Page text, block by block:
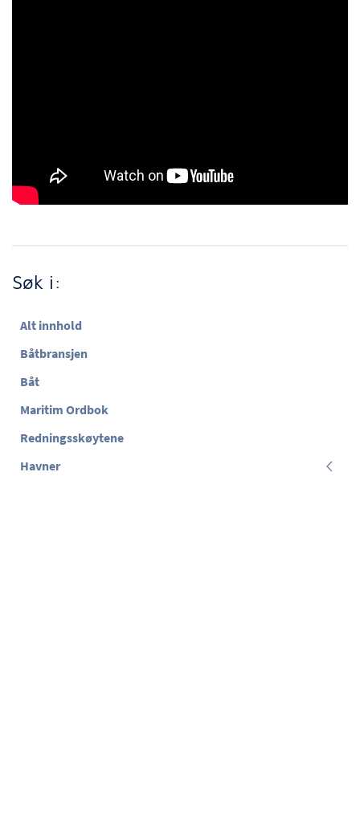
Søk i:
Alt innhold
Båtbransjen
Båt
Maritim Ordbok
Redningsskøytene
Havner